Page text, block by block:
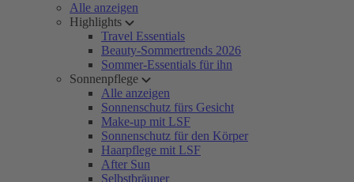
Alle anzeigen
Highlights
Travel Essentials
Beauty-Sommertrends 2026
Sommer-Essentials für ihn
Sonnenpflege
Alle anzeigen
Sonnenschutz fürs Gesicht
Make-up mit LSF
Sonnenschutz für den Körper
Haarpflege mit LSF
After Sun
Selbstbräuner